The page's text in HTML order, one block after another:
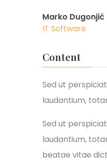
Marko Dugonjić
IT Software
Content
Sed ut
laudantium,
Sed ut
laudantium,
beatae vitae